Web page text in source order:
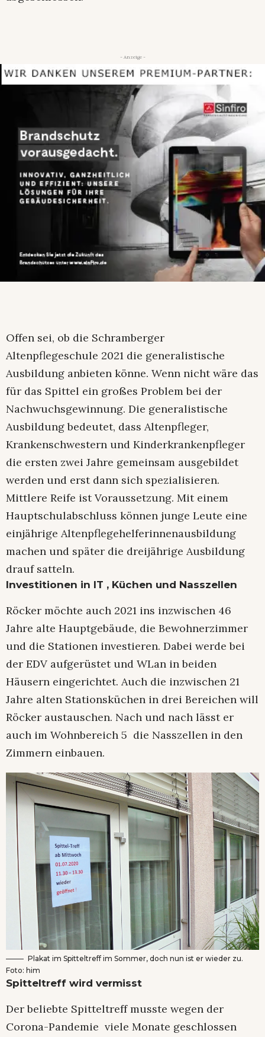
- Anzeige -
Offen sei, ob die Schramberger
Altenpflegeschule 2021 die generalistische
Ausbildung anbieten könne. Wenn nicht wäre das
für das Spittel ein großes Problem bei der
Nachwuchsgewinnung. Die generalistische
Ausbildung bedeutet, dass Altenpfleger,
Krankenschwestern und Kinderkrankenpfleger
die ersten zwei Jahre gemeinsam ausgebildet
werden und erst dann sich spezialisieren.
Mittlere Reife ist Voraussetzung. Mit einem
Hauptschulabschluss können junge Leute eine
einjährige Altenpflegehelferinnenausbildung
machen und später die dreijährige Ausbildung
drauf satteln.
Investitionen in IT , Küchen und Nasszellen
Röcker möchte auch 2021 ins inzwischen 46
Jahre alte Hauptgebäude, die Bewohnerzimmer
und die Stationen investieren. Dabei werde bei
der EDV aufgerüstet und WLan in beiden
Häusern eingerichtet. Auch die inzwischen 21
Jahre alten Stationsküchen in drei Bereichen will
Röcker austauschen. Nach und nach lässt er
auch im Wohnbereich 5 die Nasszellen in den
Zimmern einbauen.
Plakat im Spitteltreff im Sommer, doch nun ist er wieder zu.
Foto: him
Spitteltreff wird vermisst
Der beliebte Spitteltreff musste wegen der
Corona-Pandemie viele Monate geschlossen